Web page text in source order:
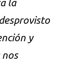
la
y
nos